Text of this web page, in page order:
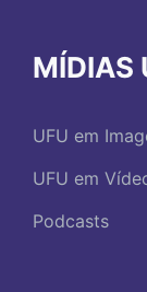
MÍDIAS
UFU em
UFU em
Podcasts